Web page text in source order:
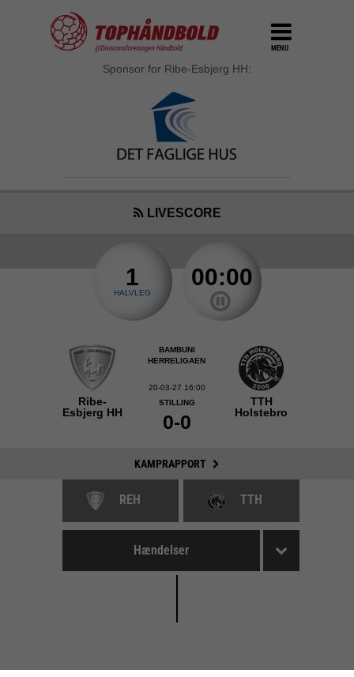
MENU
Sponsor for Ribe-Esbjerg HH:
LIVESCORE
1
HALVLEG
00:00
Ribe-
Esbjerg HH
BAMBUNI
HERRELIGAEN
20-03-27 16:00
STILLING
0-0
TTH
Holstebro
KAMPRAPPORT
REH TTH
Hændelser